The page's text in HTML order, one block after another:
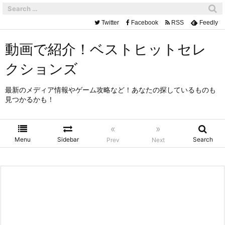
動画で紹介！ベストヒットセレ
クションズ
最新のメディア情報やゲーム攻略など！あなたの探しているものも
見つかるかも！
Menu Sidebar
«
Prev
»
Next Search
Twitter Facebook RSS Feedly